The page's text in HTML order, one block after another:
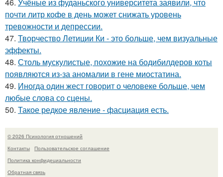
почти литр кофе в день может снижать уровень
тревожности и депрессии.
47. Творчество Летиции Ки - это больше, чем визуальные
эффекты.
48. Столь мускулистые, похожие на бодибилдеров коты
появляются из-за аномалии в гене миостатина.
49. Иногда один жест говорит о человеке больше, чем
любые слова со сцены.
50. Такое редкое явление - фасциация есть.
© 2026 Психология отношений
Контакты
Пользовательское соглашение
Политика конфидециальности
Обратная связь